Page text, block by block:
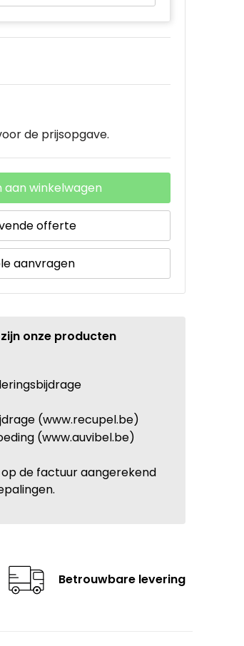
de prijsopgave.
aan winkelwagen
offerte
aanvragen
onze producten
(www.recupel.be)
(www.auvibel.be)
de factuur aangerekend
Betrouwbare levering